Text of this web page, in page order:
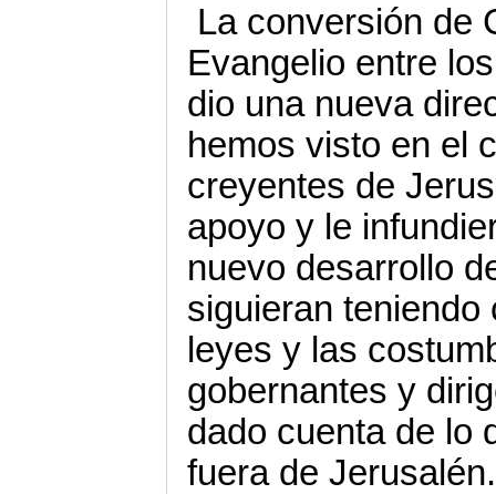
La conversión de
Evangelio entre
dio una nueva
hemos visto en el
creyentes de
apoyo y le
nuevo desarrollo
siguieran
leyes y las
gobernantes y
dado cuenta de lo
fuera de Jerusalén.